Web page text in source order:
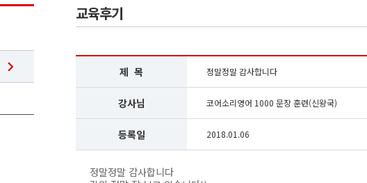
교육후기
제 목 정말정말 감사합니다
강사님 코어소리영어 1000 문장 훈련(신왕국)
등록일 2018.01.06
정말정말 감사합니다